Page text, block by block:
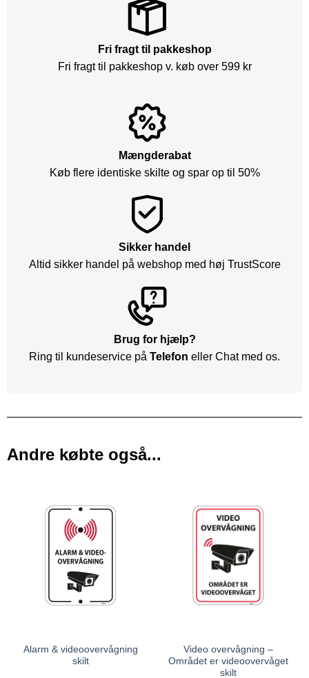
Fri fragt til pakkeshop
Fri fragt til pakkeshop v. køb over 599 kr
Mængderabat
Køb flere identiske skilte og spar op til 50%
Sikker handel
Altid sikker handel på webshop med høj TrustScore
Brug for hjælp?
Ring til kundeservice på Telefon eller Chat med os.
Andre købte også...
Alarm & videoovervågning
skilt
Video overvågning –
Området er videoovervåget
skilt